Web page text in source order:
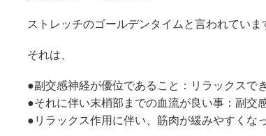
ストレッチのゴールデンタイムと言われていま
それは、
●副交感神経が優位であること：リラックスで
●それに伴い末梢部までの血流が良い事：副交
●リラックス作用に伴い、筋肉が緩みやすくな